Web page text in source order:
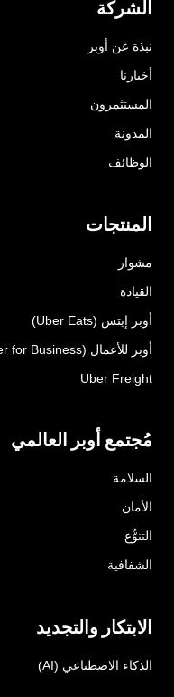
الشركة
نبذة عن أوبر
أخبارنا
المستثمرون
المدونة
الوظائف
المنتجات
مشوار
القيادة
أوبر إيتس (Uber Eats)
أوبر للأعمال (Uber for Business)
Uber Freight
مُجتمع أوبر العالمي
السلامة
الأمان
التنوُّع
الشفافية
الابتكار والتجديد
الذكاء الاصطناعي (AI)